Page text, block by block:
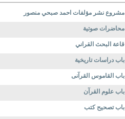
مشروع نشر مؤلفات احمد صبحي منصور
محاضرات صوتية
قاعة البحث القراني
باب دراسات تاريخية
باب القاموس القرآنى
باب علوم القرآن
باب تصحيح كتب